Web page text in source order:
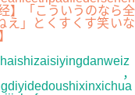
】「こういうのなら全
え」とくすくす笑いな
，